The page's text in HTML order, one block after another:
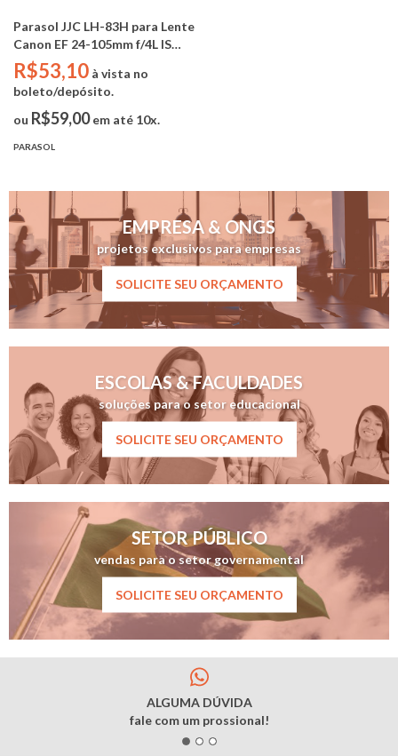
Parasol JJC LH-83H para Lente
Canon EF 24-105mm f/4L IS
USM (Substitui Canon EW-
83H)
R$53,10 à vista no
boleto/depósito.
ou R$59,00em até 10x.
PARASOL
EMPRESA & ONGS
projetos exclusivos para empresas
SOLICITE SEU ORÇAMENTO
ESCOLAS & FACULDADES
soluções para o setor educacional
SOLICITE SEU ORÇAMENTO
SETOR PÚBLICO
vendas para o setor governamental
SOLICITE SEU ORÇAMENTO
ALGUMA DÚVIDA
fale com um prossional!